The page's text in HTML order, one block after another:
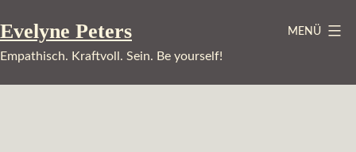
Inhalt
springen
Evelyne Peters
Empathisch. Kraftvoll. Sein. Be yourself!
MENÜ